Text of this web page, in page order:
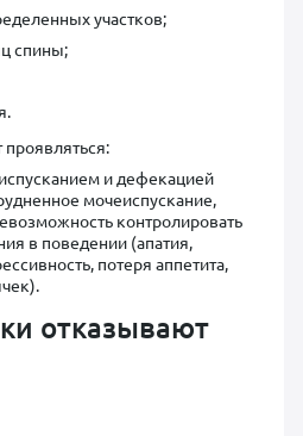
участков;
спины;
и дефекацией
мочеиспускание,
контролировать
в поведении (апатия,
потеря аппетита,
отказывают